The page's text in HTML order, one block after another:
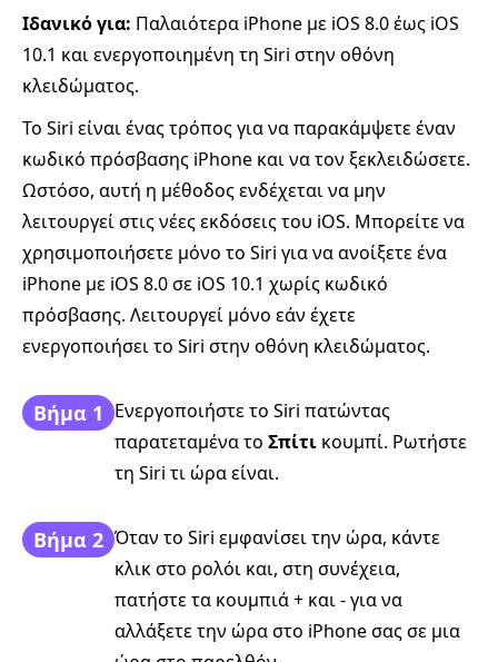
Ιδανικό για: Παλαιότερα iPhone με iOS 8.0 έως iOS
10.1 και ενεργοποιημένη τη Siri στην οθόνη
κλειδώματος.
Το Siri είναι ένας τρόπος για να παρακάμψετε έναν
κωδικό πρόσβασης iPhone και να τον ξεκλειδώσετε.
Ωστόσο, αυτή η μέθοδος ενδέχεται να μην
λειτουργεί στις νέες εκδόσεις του iOS. Μπορείτε να
χρησιμοποιήσετε μόνο το Siri για να ανοίξετε ένα
iPhone με iOS 8.0 σε iOS 10.1 χωρίς κωδικό
πρόσβασης. Λειτουργεί μόνο εάν έχετε
ενεργοποιήσει το Siri στην οθόνη κλειδώματος.
Βήμα 1 Ενεργοποιήστε το Siri πατώντας
παρατεταμένα το Σπίτι κουμπί. Ρωτήστε
τη Siri τι ώρα είναι.
Βήμα 2 Όταν το Siri εμφανίσει την ώρα, κάντε
κλικ στο ρολόι και, στη συνέχεια,
πατήστε τα κουμπιά + και - για να
αλλάξετε την ώρα στο iPhone σας σε μια